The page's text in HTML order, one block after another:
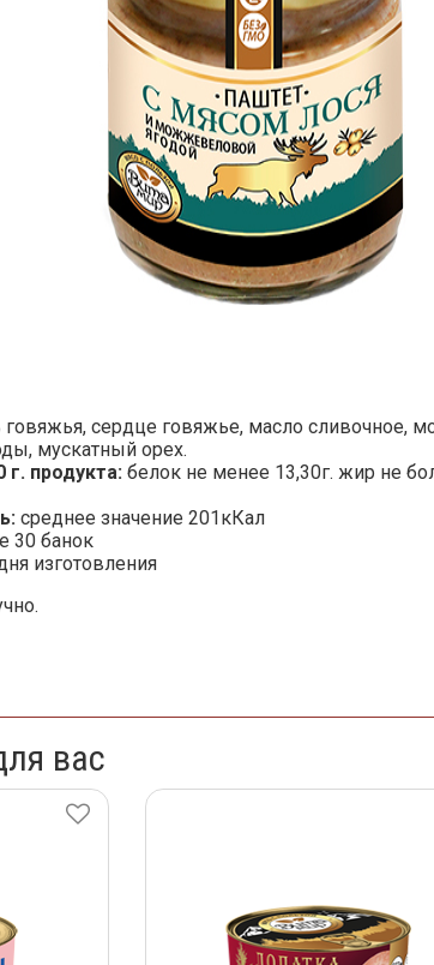
говяжья, сердце говяжье, масло сливочное,
мускатный орех.
продукта: белок не менее 13,30г. жир не
среднее значение 201кКал
30 банок
изготовления
вас